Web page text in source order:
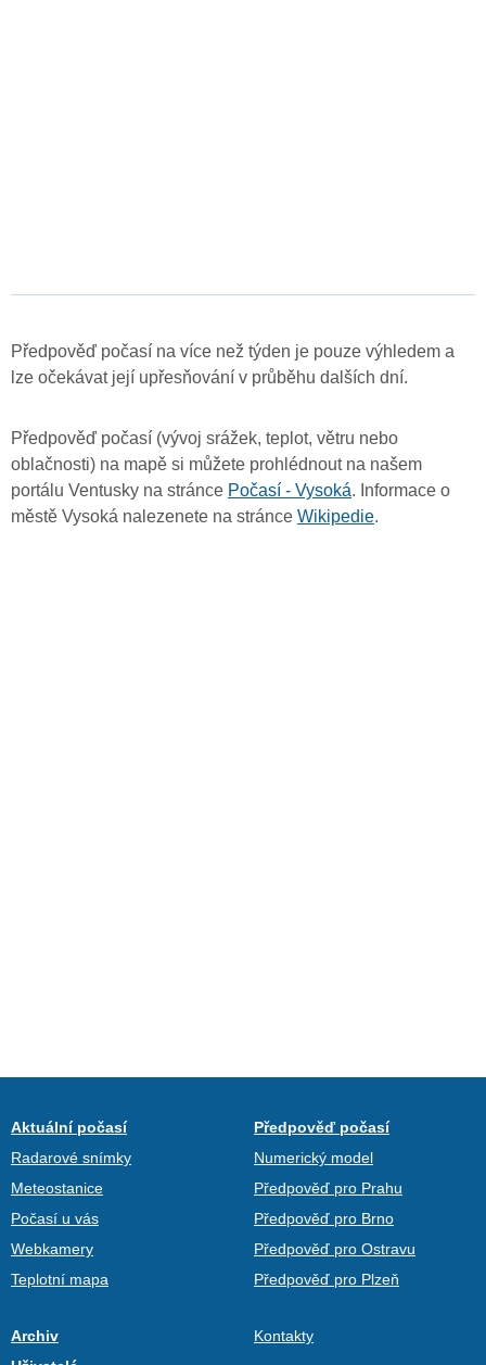
Předpověď počasí na více než týden je pouze výhledem a
lze očekávat její upřesňování v průběhu dalších dní.
Předpověď počasí (vývoj srážek, teplot, větru nebo
oblačnosti) na mapě si můžete prohlédnout na našem
portálu Ventusky na stránce Počasí - Vysoká. Informace o
městě Vysoká nalezenete na stránce Wikipedie.
Aktuální počasí
Radarové snímky
Meteostanice
Počasí u vás
Webkamery
Teplotní mapa
Předpověď počasí
Numerický model
Předpověď pro Prahu
Předpověď pro Brno
Předpověď pro Ostravu
Předpověď pro Plzeň
Archiv
Kontakty